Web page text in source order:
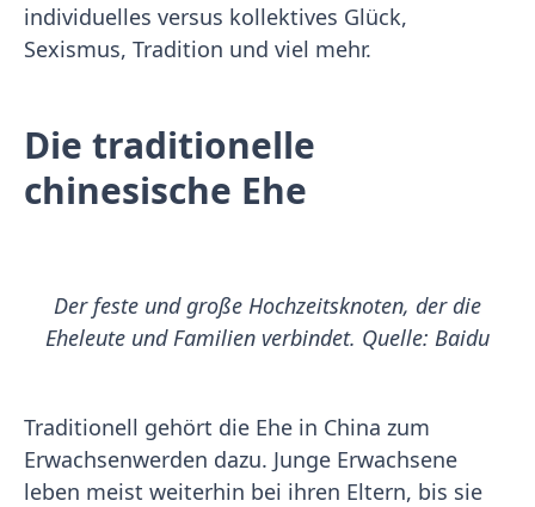
individuelles versus kollektives Glück,
Sexismus, Tradition und viel mehr.
Die traditionelle
chinesische Ehe
Der feste und große Hochzeitsknoten, der die
Eheleute und Familien verbindet. Quelle: Baidu
Traditionell gehört die Ehe in China zum
Erwachsenwerden dazu. Junge Erwachsene
leben meist weiterhin bei ihren Eltern, bis sie